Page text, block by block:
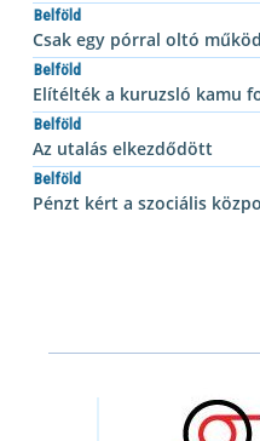
Belföld
Csak egy pórral oltó
Belföld
Elítélték a kuruzsló kamu
Belföld
Az utalás elkezdődött
Belföld
Pénzt kért a szociális